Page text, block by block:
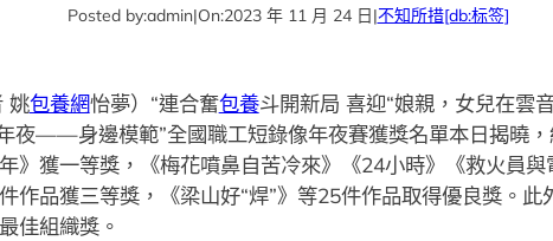
Posted by:admin|On:2023 年 11 月 24 日|不知所措[db:标签]
姚包養網怡夢）“連合奮包養斗開新局 喜迎“娘親，女兒在雲
夜——身邊模範”全國職工短錄像年夜賽獲獎名單本日揭曉
》獲一等獎，《梅花噴鼻自苦冷來》《24小時》《救火員
作品獲三等獎，《梁山好“焊”》等25件作品取得優良獎。
佳組織獎。